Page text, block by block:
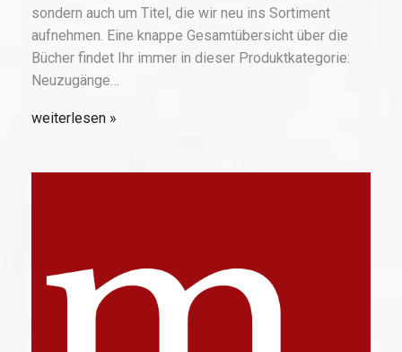
sondern auch um Titel, die wir neu ins Sortiment
aufnehmen. Eine knappe Gesamtübersicht über die
Bücher findet Ihr immer in dieser Produktkategorie:
Neuzugänge…
weiterlesen